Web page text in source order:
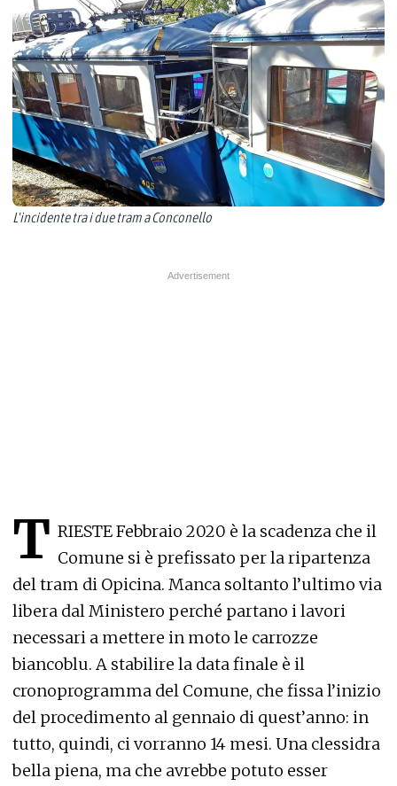
L'incidente tra i due tram a Conconello
T RIESTE Febbraio 2020 è la scadenza che il
Comune si è prefissato per la ripartenza
del tram di Opicina. Manca soltanto l’ultimo via
libera dal Ministero perché partano i lavori
necessari a mettere in moto le carrozze
biancoblu. A stabilire la data finale è il
cronoprogramma del Comune, che fissa l’inizio
del procedimento al gennaio di quest’anno: in
tutto, quindi, ci vorranno 14 mesi. Una clessidra
bella piena, ma che avrebbe potuto esser